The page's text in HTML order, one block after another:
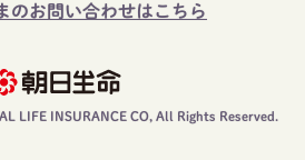
のお問い合わせはこちら
LIFE INSURANCE CO, All Rights Reserved.